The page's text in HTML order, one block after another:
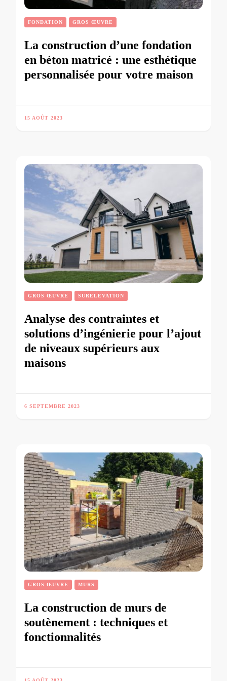
FONDATION GROS ŒUVRE
La construction d’une fondation
en béton matricé : une esthétique
personnalisée pour votre maison
15 AOÛT 2023
GROS ŒUVRE SURELEVATION
Analyse des contraintes et
solutions d’ingénierie pour l’ajout
de niveaux supérieurs aux
maisons
6 SEPTEMBRE 2023
GROS ŒUVRE MURS
La construction de murs de
soutènement : techniques et
fonctionnalités